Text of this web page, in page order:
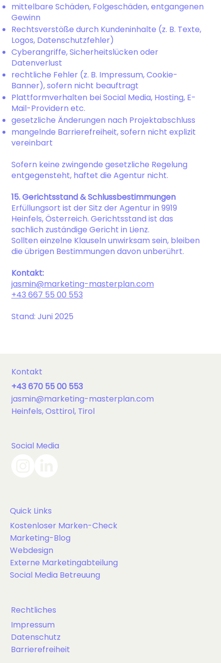
mittelbare Schäden, Folgeschäden, entgangenen
Gewinn
Rechtsverstöße durch Kundeninhalte (z. B. Texte,
Logos, Datenschutzfehler)
Cyberangriffe, Sicherheitslücken oder
Datenverlust
rechtliche Fehler (z. B. Impressum, Cookie-
Banner), sofern nicht beauftragt
Plattformverhalten bei Social Media, Hosting, E-
Mail-Providern etc.
gesetzliche Änderungen nach Projektabschluss
mangelnde Barrierefreiheit, sofern nicht explizit
vereinbart
Sofern keine zwingende gesetzliche Regelung
entgegensteht, haftet die Agentur nicht.
15. Gerichtsstand & Schlussbestimmungen
Erfüllungsort ist der Sitz der Agentur in 9919
Heinfels, Österreich. Gerichtsstand ist das
sachlich zuständige Gericht in Lienz.
Sollten einzelne Klauseln unwirksam sein, bleiben
die übrigen Bestimmungen davon unberührt.
Kontakt:
jasmin@marketing-masterplan.com
+43 667 55 00 553
Stand: Juni 2025
Kontakt
+43 670 55 00 553
jasmin@marketing-masterplan.com
Heinfels, Osttirol, Tirol
Quick Links
Kostenloser Marken-Check
Marketing-Blog
Webdesign
Externe Marketingabteilung
Social Media Betreuung
Rechtliches
Impressum
Datenschutz
Barrierefreiheit
Social Media